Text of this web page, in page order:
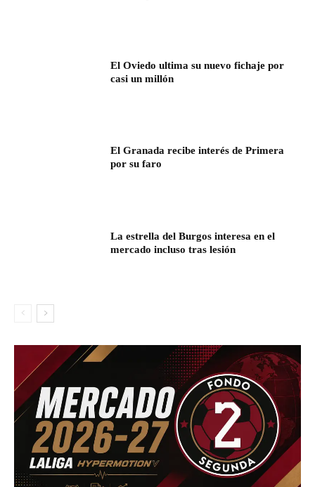
El Oviedo ultima su nuevo fichaje por
casi un millón
El Granada recibe interés de Primera
por su faro
La estrella del Burgos interesa en el
mercado incluso tras lesión